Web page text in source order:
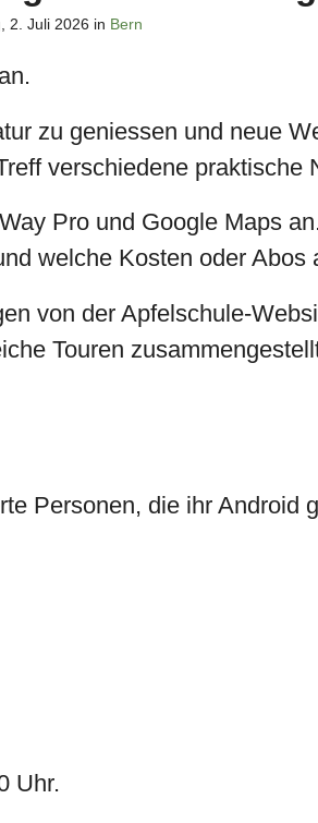
2. Juli 2026 in Bern
zu geniessen und neue
verschiedene praktische
Pro und Google Maps
welche Kosten oder Abos
von der Apfelschule-
Touren
Personen, die ihr Android
Uhr.